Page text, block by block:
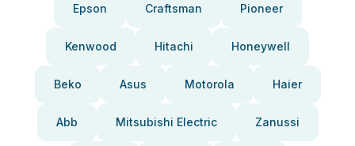
Epson Craftsman Pioneer
Kenwood Hitachi Honeywell
Beko Asus Motorola Haier
Abb Mitsubishi Electric Zanussi